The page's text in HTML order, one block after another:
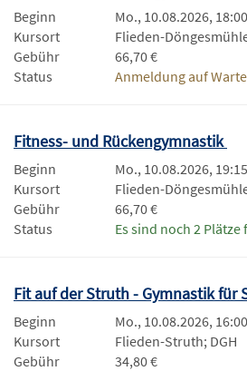
Beginn
Mo., 10.08.2026,
Kursort
Flieden-
Gebühr
66,70 €
Status
Anmeldung auf
Fitness- und Rückengymnastik
Beginn
Mo., 10.08.2026,
Kursort
Flieden-
Gebühr
66,70 €
Status
Es sind noch 2 Plätze
Fit auf der Struth - Gymnastik für
Beginn
Mo., 10.08.2026,
Kursort
Flieden-Struth; DGH
Gebühr
34,80 €